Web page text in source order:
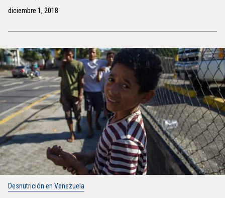
diciembre 1, 2018
Desnutrición en Venezuela